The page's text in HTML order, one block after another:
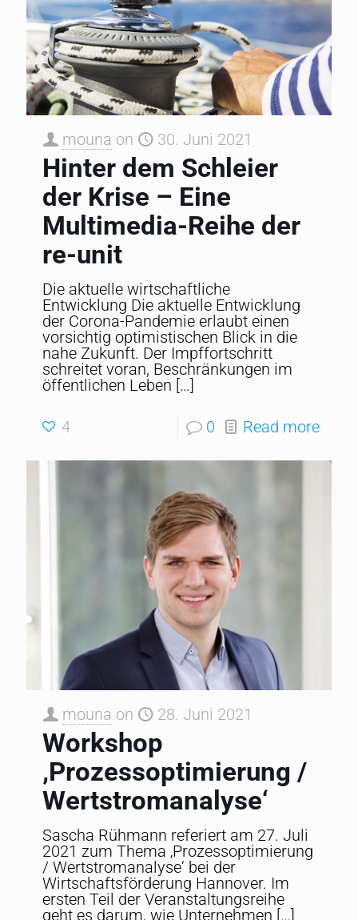
mouna on 30. Juni 2021
Hinter dem Schleier
der Krise – Eine
Multimedia-Reihe der
re-unit
Die aktuelle wirtschaftliche
Entwicklung Die aktuelle Entwicklung
der Corona-Pandemie erlaubt einen
vorsichtig optimistischen Blick in die
nahe Zukunft. Der Impffortschritt
schreitet voran, Beschränkungen im
öffentlichen Leben […]
4 0 Read more
mouna on 28. Juni 2021
Workshop
‚Prozessoptimierung /
Wertstromanalyse‘
Sascha Rühmann referiert am 27. Juli
2021 zum Thema ‚Prozessoptimierung
/ Wertstromanalyse‘ bei der
Wirtschaftsförderung Hannover. Im
ersten Teil der Veranstaltungsreihe
geht es darum, wie Unternehmen […]